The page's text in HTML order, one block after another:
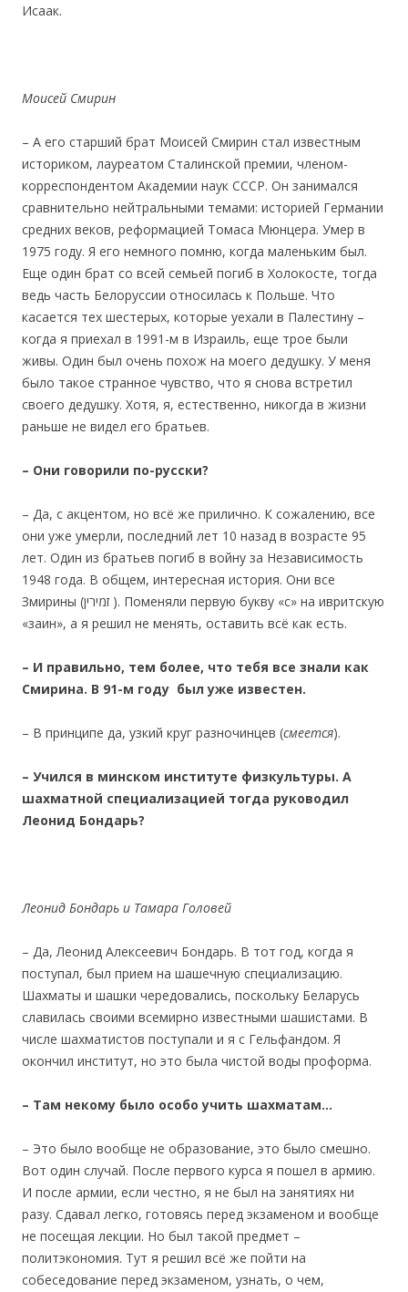
Исаак.
Моисей Смирин
– А его старший брат Моисей Смирин стал известным
историком, лауреатом Сталинской премии, членом-
корреспондентом Академии наук СССР. Он занимался
сравнительно нейтральными темами: историей Германии
средних веков, реформацией Томаса Мюнцера. Умер в
1975 году. Я его немного помню, когда маленьким был.
Еще один брат со всей семьей погиб в Холокосте, тогда
ведь часть Белоруссии относилась к Польше. Что
касается тех шестерых, которые уехали в Палестину –
когда я приехал в 1991-м в Израиль, еще трое были
живы. Один был очень похож на моего дедушку. У меня
было такое странное чувство, что я снова встретил
своего дедушку. Хотя, я, естественно, никогда в жизни
раньше не видел его братьев.
– Они говорили по-русски?
– Да, с акцентом, но всё же прилично. К сожалению, все
они уже умерли, последний лет 10 назад в возрасте 95
лет. Один из братьев погиб в войну за Независимость
1948 года. В общем, интересная история. Они все
Змирины (זמירין ). Поменяли первую букву «с» на ивритскую
«заин», а я решил не менять, оставить всё как есть.
– И правильно, тем более, что тебя все знали как
Смирина. В 91-м году был уже известен.
– В принципе да, узкий круг разночинцев (смеется).
– Учился в минском институте физкультуры. А
шахматной специализацией тогда руководил
Леонид Бондарь?
Леонид Бондарь и Тамара Головей
– Да, Леонид Алексеевич Бондарь. В тот год, когда я
поступал, был прием на шашечную специализацию.
Шахматы и шашки чередовались, поскольку Беларусь
славилась своими всемирно известными шашистами. В
числе шахматистов поступали и я с Гельфандом. Я
окончил институт, но это была чистой воды проформа.
– Там некому было особо учить шахматам…
– Это было вообще не образование, это было смешно.
Вот один случай. После первого курса я пошел в армию.
И после армии, если честно, я не был на занятиях ни
разу. Сдавал легко, готовясь перед экзаменом и вообще
не посещая лекции. Но был такой предмет –
политэкономия. Тут я решил всё же пойти на
собеседование перед экзаменом, узнать, о чем,